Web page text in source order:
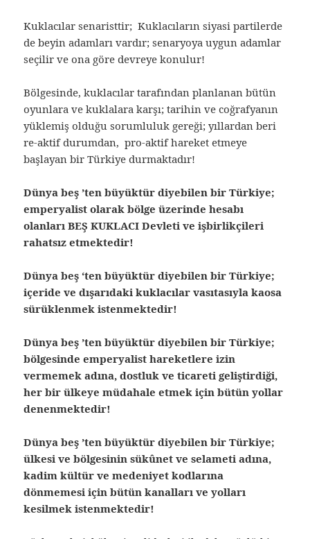
Kuklacılar senaristtir; Kuklacıların siyasi partilerde
de beyin adamları vardır; senaryoya uygun adamlar
seçilir ve ona göre devreye konulur!
Bölgesinde, kuklacılar tarafından planlanan bütün
oyunlara ve kuklalara karşı; tarihin ve coğrafyanın
yüklemiş olduğu sorumluluk gereği; yıllardan beri
re-aktif durumdan, pro-aktif hareket etmeye
başlayan bir Türkiye durmaktadır!
Dünya beş ’ten büyüktür diyebilen bir Türkiye;
emperyalist olarak bölge üzerinde hesabı
olanları BEŞ KUKLACI Devleti ve işbirlikçileri
rahatsız etmektedir!
Dünya beş ‘ten büyüktür diyebilen bir Türkiye;
içeride ve dışarıdaki kuklacılar vasıtasıyla kaosa
sürüklenmek istenmektedir!
Dünya beş ’ten büyüktür diyebilen bir Türkiye;
bölgesinde emperyalist hareketlere izin
vermemek adına, dostluk ve ticareti geliştirdiği,
her bir ülkeye müdahale etmek için bütün yollar
denenmektedir!
Dünya beş ’ten büyüktür diyebilen bir Türkiye;
ülkesi ve bölgesinin sükûnet ve selameti adına,
kadim kültür ve medeniyet kodlarına
dönmemesi için bütün kanalları ve yolları
kesilmek istenmektedir!